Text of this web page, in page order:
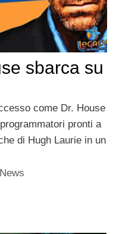
sbarca su
come Dr. House
pronti a
di Hugh Laurie in un